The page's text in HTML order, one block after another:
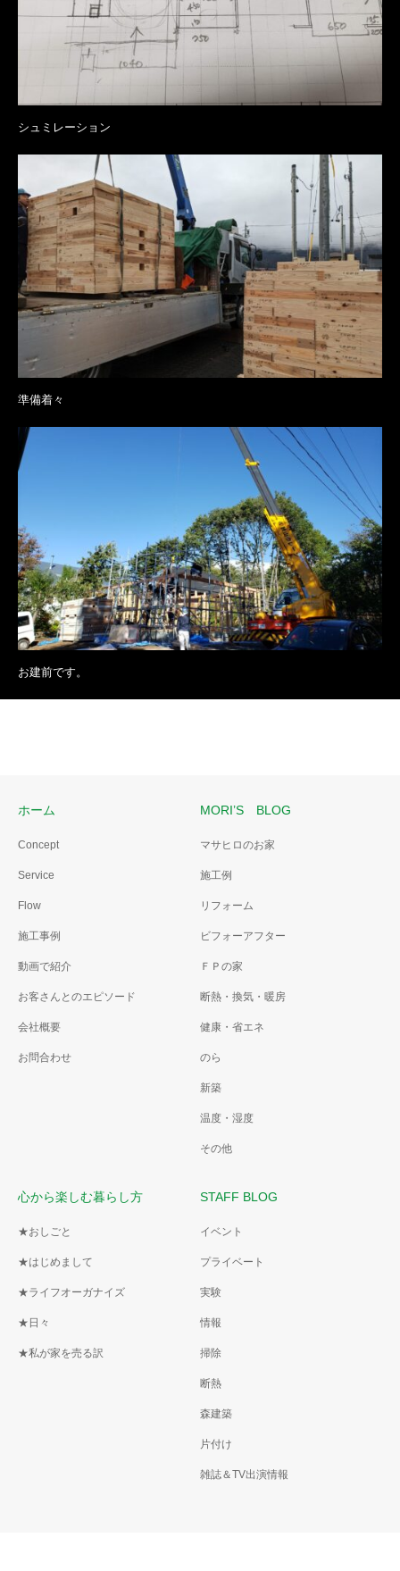
シュミレーション
準備着々
お建前です。
ホーム
Concept
Service
Flow
施工事例
動画で紹介
お客さんとのエピソード
会社概要
お問合わせ
MORI’S BLOG
マサヒロのお家
施工例
リフォーム
ビフォーアフター
ＦＰの家
断熱・換気・暖房
健康・省エネ
のら
新築
温度・湿度
その他
心から楽しむ暮らし方
★おしごと
★はじめまして
★ライフオーガナイズ
★日々
★私が家を売る訳
STAFF BLOG
イベント
プライベート
実験
情報
掃除
断熱
森建築
片付け
雑誌＆TV出演情報